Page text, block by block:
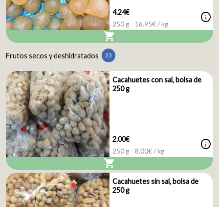
4.24€
250 g 16.95€ / kg info
shopping_cart
Frutos secos y deshidratados 23
Cacahuetes con sal, bolsa de
250 g
2.00€
250 g 8.00€ / kg info
shopping_cart
Cacahuetes sin sal, bolsa de
250 g